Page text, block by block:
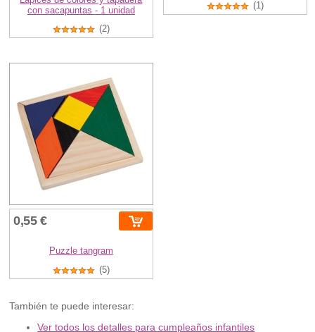
con sacapuntas - 1 unidad
(2)
(1)
0,55 €
Puzzle tangram
(5)
También te puede interesar:
Ver todos los detalles para cumpleaños infantiles